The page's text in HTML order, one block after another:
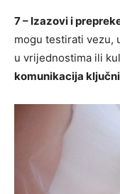
7 – Izazovi i
mogu testirati vezu,
u vrijednostima ili
komunikacija